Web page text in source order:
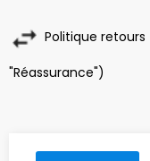
Politique
"Réassurance")